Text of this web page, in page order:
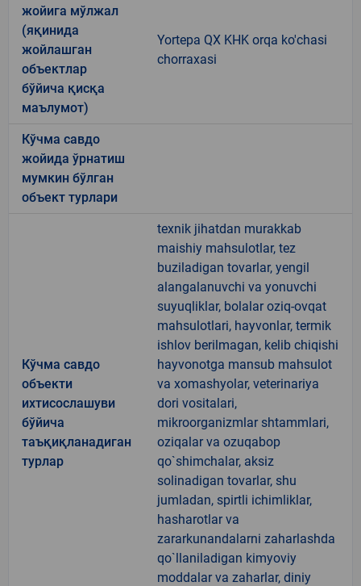
жойига мўлжал
(яқинида
жойлашган
объектлар
бўйича қисқа
маълумот)
Yortepa QX KHK orqa ko'chasi
chorraxasi
Кўчма савдо
жойида ўрнатиш
мумкин бўлган
объект турлари
Кўчма савдо
объекти
ихтисослашуви
бўйича
таъқиқланадиган
турлар
texnik jihatdan murakkab
maishiy mahsulotlar, tez
buziladigan tovarlar, yengil
alangalanuvchi va yonuvchi
suyuqliklar, bolalar oziq-ovqat
mahsulotlari, hayvonlar, termik
ishlov berilmagan, kelib chiqishi
hayvonotga mansub mahsulot
va xomashyolar, veterinariya
dori vositalari,
mikroorganizmlar shtammlari,
oziqalar va ozuqabop
qo`shimchalar, aksiz
solinadigan tovarlar, shu
jumladan, spirtli ichimliklar,
hasharotlar va
zararkunandalarni zaharlashda
qo`llaniladigan kimyoviy
moddalar va zaharlar, diniy